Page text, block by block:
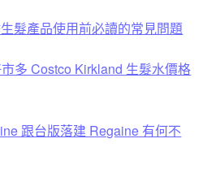
髮產品使用前必讀的常見問題
多 Costco Kirkland 生髮水價格
跟台版落建 Regaine 有何不